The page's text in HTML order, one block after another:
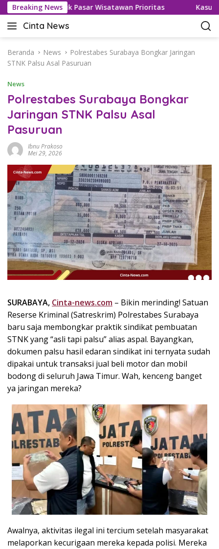
a
Breaking News
untuk Pasar Wisatawan Prioritas Kasus
Cinta News
C
n
t
N
e
w
s
–
a
a
r
T
e
r
k
i
n
i
,
P
n
I
n
s
p
i
r
i
!
Beranda News
Polrestabes Surabaya Bongkar Jaringan
STNK Palsu Asal Pasuruan
News
Polrestabes Surabaya Bongkar
Jaringan STNK Palsu Asal
Pasuruan
Ibnu Prakoso
Mei 29, 2026
SURABAYA, Cinta-news.com – Bikin merinding! Satuan
Reserse Kriminal (Satreskrim) Polrestabes Surabaya
baru saja membongkar praktik sindikat pembuatan
STNK yang “asli tapi palsu” alias aspal. Bayangkan,
dokumen palsu hasil edaran sindikat ini ternyata sudah
dipakai untuk transaksi jual beli motor dan mobil
bodong di seluruh Jawa Timur. Wah, kenceng banget
ya jaringan mereka?
Awalnya, aktivitas ilegal ini tercium setelah masyarakat
melaporkan kecurigaan mereka kepada polisi. Mereka